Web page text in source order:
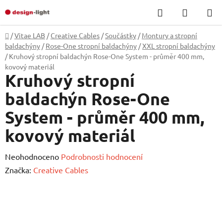
na
obsah
Hledat
KOŠÍK
Domů
/Vitae LAB / Creative Cables /Součástky / Montury a stropní
baldachýny / Rose-One stropní baldachýny /XXL stropní baldachýny
/ Kruhový stropní baldachýn Rose-One System - průměr 400 mm,
kovový materiál
Kruhový stropní
baldachýn Rose-One
System - průměr 400 mm,
kovový materiál
Průměrné
hodnocení
Neohodnoceno Podrobnosti hodnocení
Značka: Creative Cables